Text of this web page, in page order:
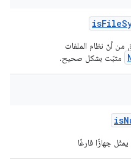
isFile
أنّ نظام الملفات
مثبّت بشكل صحيح.
is
جهازًا فارغًا